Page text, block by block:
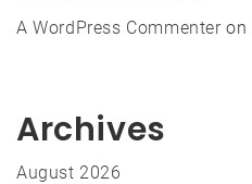
A WordPress Commenteron
Archives
August 2026